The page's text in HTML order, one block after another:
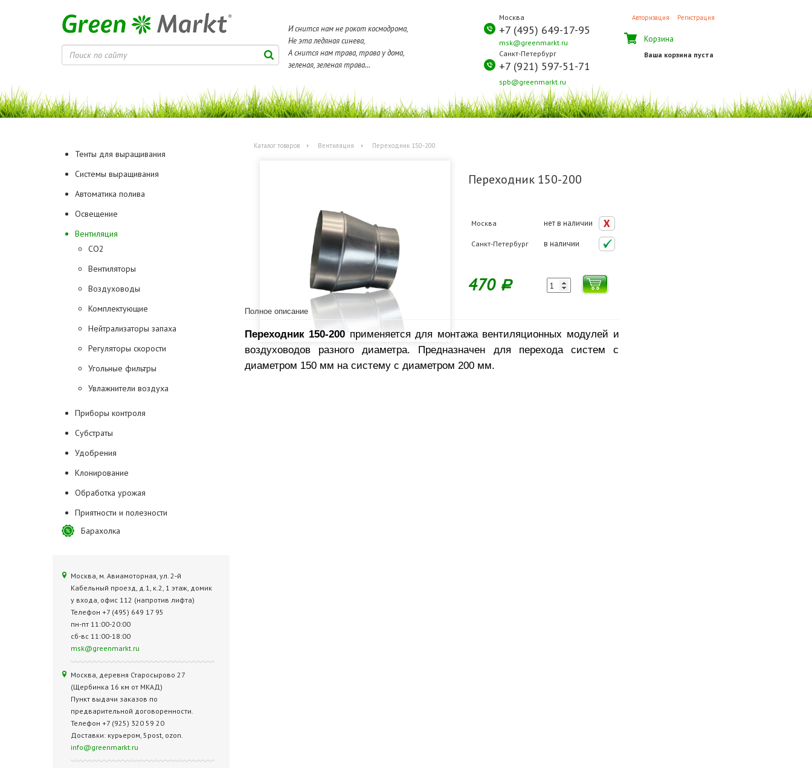
И снится нам не рокот космодрома,
Не эта ледяная синева,
А снится нам трава, трава у дома,
зеленая, зеленая трава...
Москва
+7 (495) 649-17-95
msk@greenmarkt.ru
Санкт-Петербург
+7 (921) 597-51-71
spb@greenmarkt.ru
Авторизация Регистрация
Корзина
Ваша корзина пуста
Тенты для выращивания
Системы выращивания
Автоматика полива
Освещение
Вентиляция
CO2
Вентиляторы
Воздуховоды
Комплектующие
Нейтрализаторы запаха
Регуляторы скорости
Угольные фильтры
Увлажнители воздуха
Приборы контроля
Субстраты
Удобрения
Клонирование
Обработка урожая
Приятности и полезности
Барахолка
Москва, м. Авиамоторная, ул. 2‑й
Кабельный проезд, д.1, к.2, 1 этаж, домик
у входа, офис 112 (напротив лифта)
Телефон +7 (495) 649 17 95
пн-пт 11:00-20:00
сб-вс 11:00-18:00
msk@greenmarkt.ru
Москва, деревня Старосырово 27
(Щербинка 16 км от МКАД)
Пункт выдачи заказов по
предварительной договоренности.
Телефон +7 (925) 320 59 20
Доставки: курьером, 5post, ozon.
info@greenmarkt.ru
Каталог товаров Вентиляция Переходник 150-200
Переходник 150-200
Москва нет в наличии
Санкт-Петербург в наличии
470 Р
Полное описание
Переходник 150-200 применяется для монтажа вентиляционных модулей и
воздуховодов разного диаметра. Предназначен для перехода систем с
диаметром 150 мм на систему с диаметром 200 мм.